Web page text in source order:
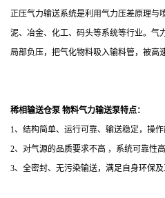
正压气力输送系统是利用气力压差原理与
泥、冶金、化工、码头等系统等行业。气
局部负压，把气化物料吸入输料管，被高
稀相输送仓泵 物料气力输送泵特点：
1、结构简单、运行可靠、输送稳定，操作
2、对气源的品质要求不高 ，系统可靠性
3、全密封、无污染输送，满足自身环保